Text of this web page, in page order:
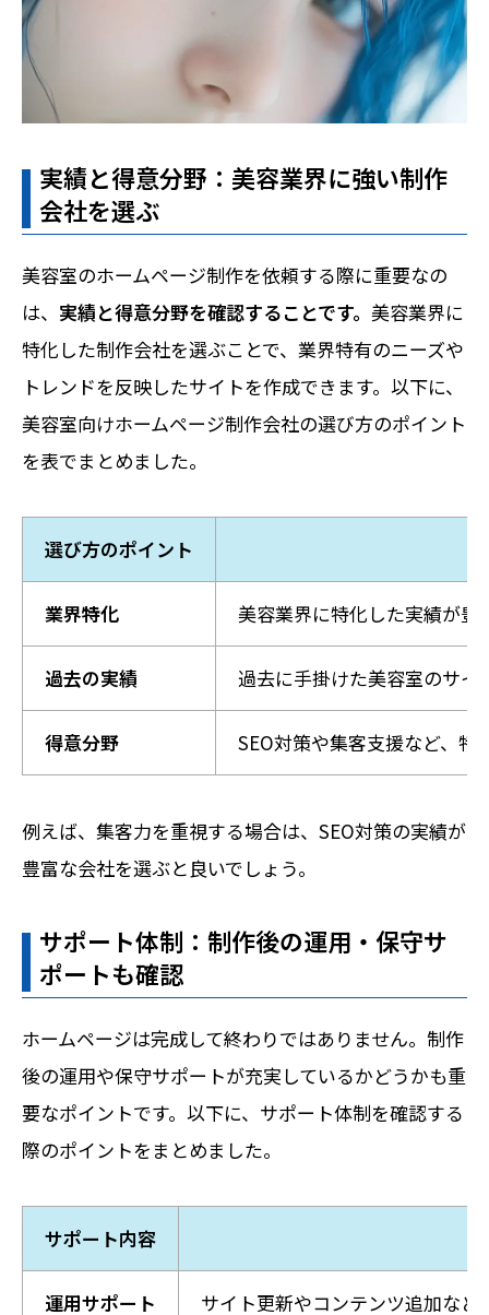
実績と得意分野：美容業界に強い制作
会社を選ぶ
美容室のホームページ制作を依頼する際に重要なの
は、 実績と得意分野を確認することです。 美容業界に
特化した制作会社を選ぶことで、業界特有のニーズや
トレンドを反映したサイトを作成できます。以下に、
美容室向けホームページ制作会社の選び方のポイント
を表でまとめました。
選び方のポイント
業界特化 美容業界に特化した実績が豊
過去の実績 過去に手掛けた美容室のサ
得意分野 SEO対策や集客支援など、
例えば、集客力を重視する場合は、SEO対策の実績が
豊富な会社を選ぶと良いでしょう。
サポート体制：制作後の運用・保守サ
ポートも確認
ホームページは完成して終わりではありません。制作
後の運用や保守サポートが充実しているかどうかも重
要なポイントです。以下に、サポート体制を確認する
際のポイントをまとめました。
サポート内容
運用サポート サイト更新やコンテンツ追加な